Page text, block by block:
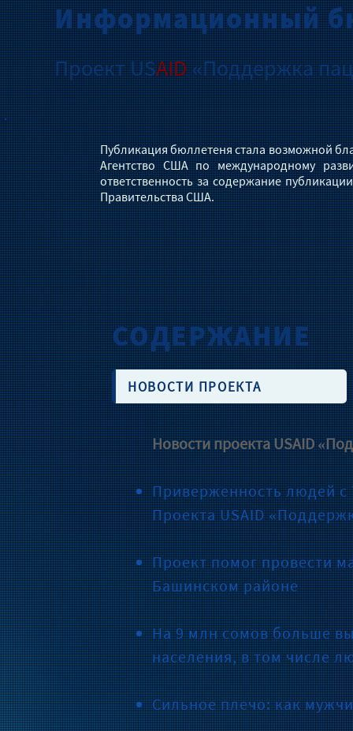
Информационный
Проект USAID«Поддержка
Публикация бюллетеня стала возможной
Агентство США по международному
ответственность за содержание
Правительства США.
СОДЕРЖАНИЕ
НОВОСТИ ПРОЕКТА
Новости проекта USAID
Приверженность людей с
Проекта USAID
Проект помог провести
Башинском районе
На 9 млн сомов больше
населения, в том числе
Сильное плечо: как